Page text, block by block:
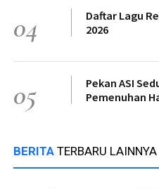
04
Daftar Lagu
2026
05
Pekan ASI
Pemenuhan
BERITA TERBARU LAINNYA